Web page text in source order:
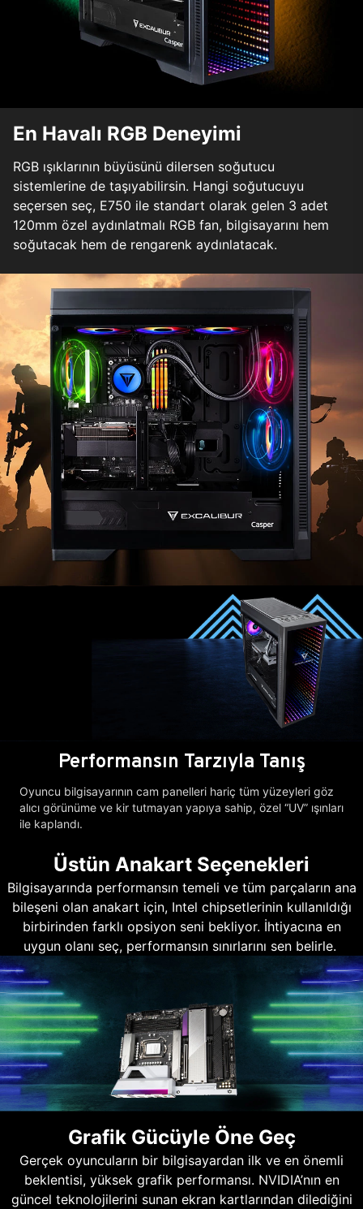
En Havalı RGB Deneyimi
RGB ışıklarının büyüsünü dilersen soğutucu
sistemlerine de taşıyabilirsin. Hangi soğutucuyu
seçersen seç, E750 ile standart olarak gelen 3 adet
120mm özel aydınlatmalı RGB fan, bilgisayarını hem
soğutacak hem de rengarenk aydınlatacak.
Performansın Tarzıyla Tanış
Oyuncu bilgisayarının cam panelleri hariç tüm yüzeyleri göz
alıcı görünüme ve kir tutmayan yapıya sahip, özel “UV” ışınları
ile kaplandı.
Üstün Anakart Seçenekleri
Bilgisayarında performansın temeli ve tüm parçaların ana
bileşeni olan anakart için, Intel chipsetlerinin kullanıldığı
birbirinden farklı opsiyon seni bekliyor. İhtiyacına en
uygun olanı seç, performansın sınırlarını sen belirle.
Grafik Gücüyle Öne Geç
Gerçek oyuncuların bir bilgisayardan ilk ve en önemli
beklentisi, yüksek grafik performansı. NVIDIA’nın en
güncel teknolojilerini sunan ekran kartlarından dilediğini